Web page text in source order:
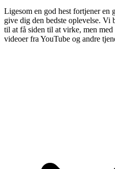
Ligesom en god hest fortjener en
give dig den bedste oplevelse. Vi
til at få siden til at virke, men
videoer fra YouTube og andre